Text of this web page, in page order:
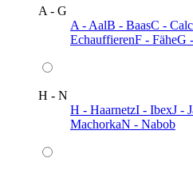
A - G
A - AalB - BaasC -
EchauffierenF - FäheG
H - N
H - HaarnetzI - IbexJ -
MachorkaN - Nabob